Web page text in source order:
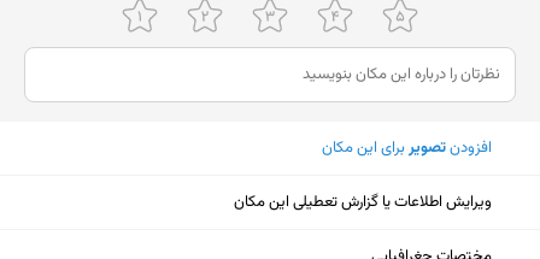
یکشنبه
۸:۳۰ تا ۲۱
دوشنبه
۸:۳۰ تا ۲۱
سه‌شنبه
افزودنتصویربرای این مکان
ویرایش اطلاعات یا گزارش تعطیلی این مکان